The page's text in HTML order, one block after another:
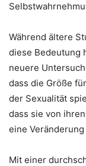
Während ältere
diese Bedeutung
neuere
dass die Größe
der Sexualität
dass sie von
eine
Mit einer